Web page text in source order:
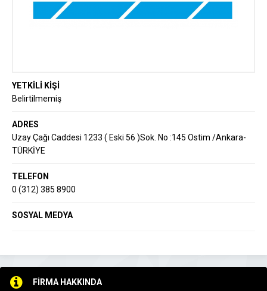
YETKİLİ KİŞİ
Belirtilmemiş
ADRES
Uzay Çağı Caddesi 1233 ( Eski 56 )Sok. No :145 Ostim /Ankara-
TÜRKİYE
TELEFON
0 (312) 385 8900
SOSYAL MEDYA
FİRMA HAKKINDA